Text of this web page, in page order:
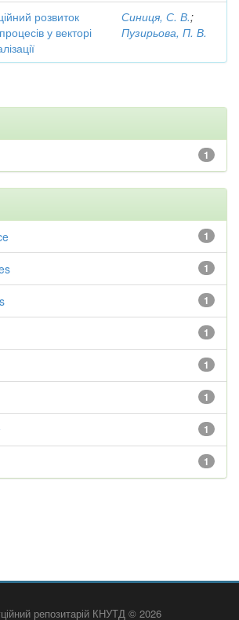
розвиток
у векторі
Синиця, С. В.;
Пузирьова, П. В.
1
1
1
1
1
1
1
1
1
репозитарій КНУТД © 2026